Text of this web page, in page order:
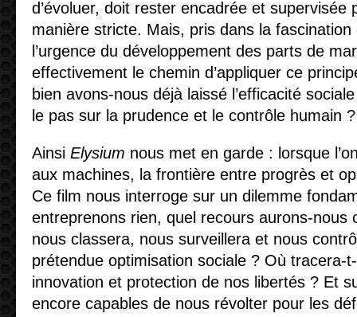
d’évoluer, doit rester encadrée et supervisée
manière stricte. Mais, pris dans la fascination
l’urgence du développement des parts de
effectivement le chemin d’appliquer ce
bien avons-nous déjà laissé l’efficacité
le pas sur la prudence et le contrôle humain ?
Ainsi Elysium nous met en garde : lorsque
aux machines, la frontière entre progrès et
Ce film nous interroge sur un dilemme
entreprenons rien, quel recours aurons-nous
nous classera, nous surveillera et nous
prétendue optimisation sociale ? Où tracera-
innovation et protection de nos libertés ? Et
encore capables de nous révolter pour les